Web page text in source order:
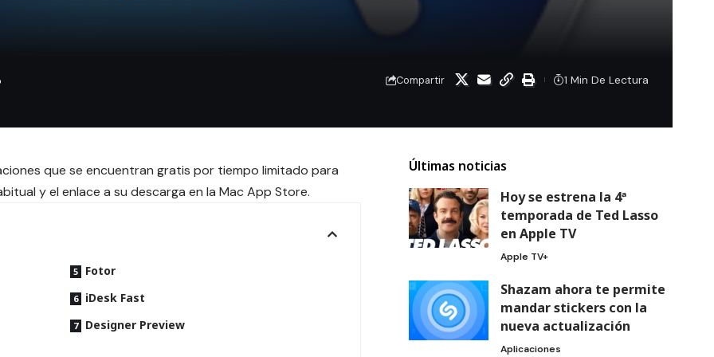
Compartir 1 Min De Lectura
que se encuentran gratis por tiempo limitado para
y el enlace a su descarga en la Mac App Store.
Fotor
iDesk Fast
Designer Preview
Últimas noticias
Hoy se estrena la 4ª
temporada de Ted Lasso
en Apple TV
Apple TV+
Shazam ahora te permite
mandar stickers con la
nueva actualización
Aplicaciones